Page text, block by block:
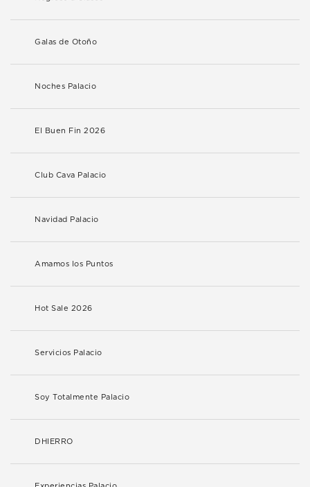
Galas de Otoño
Noches Palacio
El Buen Fin 2026
Club Cava Palacio
Navidad Palacio
Amamos los Puntos
Hot Sale 2026
Servicios Palacio
Soy Totalmente Palacio
DHIERRO